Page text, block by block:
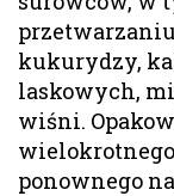
kukurydzy,
laskowych,
wiśni.
ponownego